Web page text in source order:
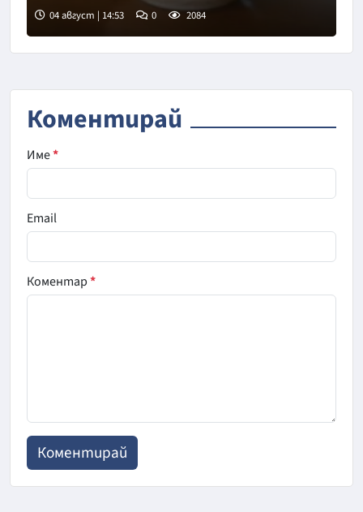
Снимка: БГНЕС
04 август | 14:53 0 2084
Коментирай
Име*
Email
Коментар*